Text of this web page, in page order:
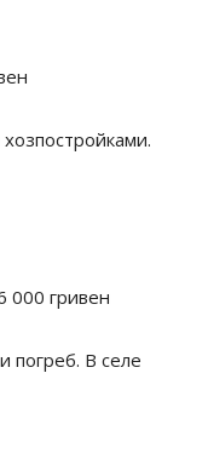
000 гривен
погреб. В селе